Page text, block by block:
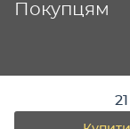
Покупцям